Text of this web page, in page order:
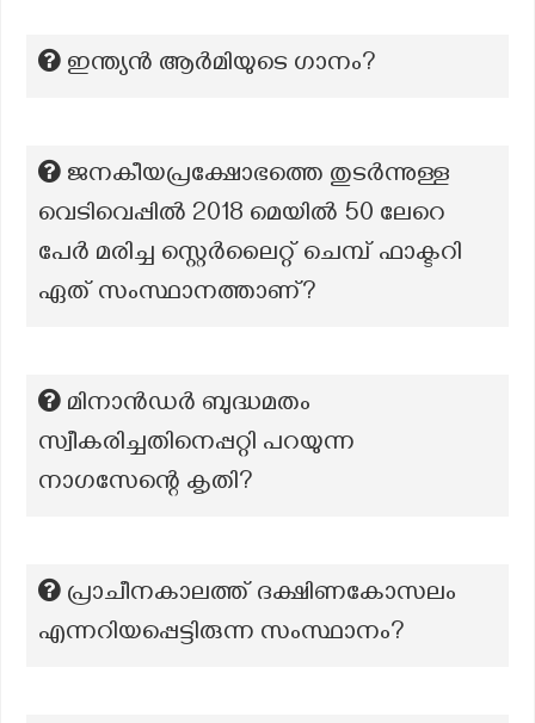
ഇന്ത്യൻ ആർമിയുടെ ഗാനം?
ജനകീയപ്രക്ഷോഭത്തെ തുടർന്നുള്ള
വെടിവെപ്പിൽ 2018 മെയിൽ 50 ലേറെ
പേർ മരിച്ച സ്റ്റെർലൈറ്റ് ചെമ്പ് ഫാക്ടറി
ഏത് സംസ്ഥാനത്താണ്?
മിനാൻഡർ ബുദ്ധമതം
സ്വീകരിച്ചതിനെപ്പറ്റി പറയുന്ന
നാഗസേന്റെ കൃതി?
പ്രാചീനകാലത്ത് ദക്ഷിണകോസലം
എന്നറിയപ്പെട്ടിരുന്ന സംസ്ഥാനം?